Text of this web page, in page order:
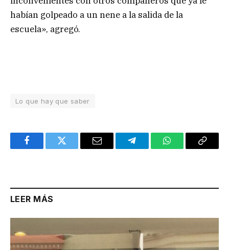
habían golpeado a un nene a la salida de la
escuela», agregó.
Lo que hay que saber
FacebookTwitter Email TelegramWhatsAppCopy
LEER MÁS